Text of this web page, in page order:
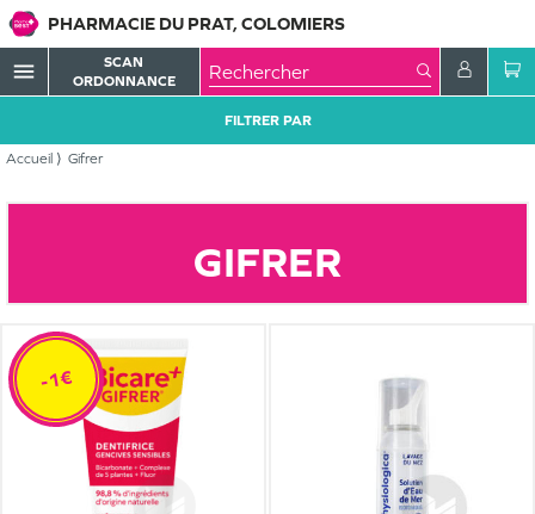
PHARMACIE DU PRAT, COLOMIERS
menu
SCAN
ORDONNANCE
Accueil Gifrer
FILTRER PAR
GIFRER
-1€